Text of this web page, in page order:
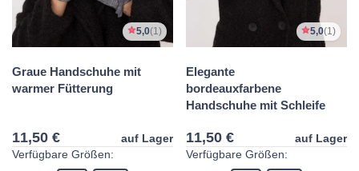
5,0(1)
Graue Handschuhe mit
warmer Fütterung
11,50 €
auf Lager
Verfügbare Größen:
5,0(1)
Elegante
bordeauxfarbene
Handschuhe mit Schleife
11,50 €
auf Lager
Verfügbare Größen: